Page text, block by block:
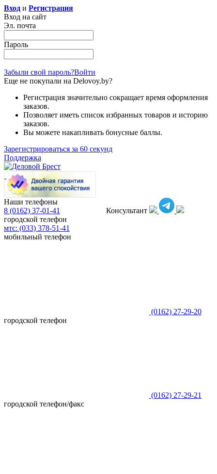
Вход и Регистрация
Вход на сайт
Эл. почта
Пароль
Забыли свой пароль?Войти
Еще не покупали на Delovoy.by?
Регистрация значительно сокращает время оформления
заказов.
Позволяет иметь список избранных товаров и историю
заказов.
Вы можете накапливать бонусные баллы.
Зарегистрироваться за 60 секунд
Поддержка
Консультант
Наши телефоны
8 (0162) 37-01-41
городской телефон
мтс: (033) 378-51-41
мобильный телефон
(0162) 27-29-20
городской телефон
(0162) 27-29-21
городской телефон/факс